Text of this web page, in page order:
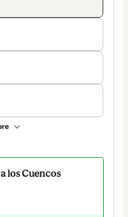
los Cuencos